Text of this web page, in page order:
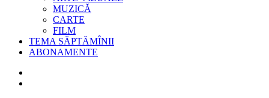
MUZICĂ
CARTE
FILM
TEMA SĂPTĂMÎNII
ABONAMENTE